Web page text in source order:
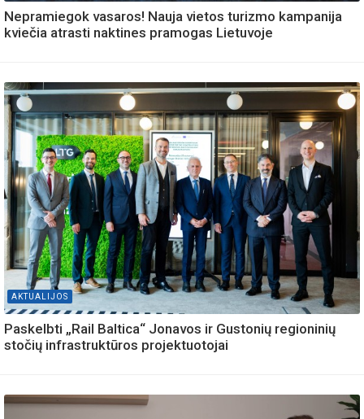
Nepramiegok vasaros! Nauja vietos turizmo kampanija
kviečia atrasti naktines pramogas Lietuvoje
AKTUALIJOS
Paskelbti „Rail Baltica“ Jonavos ir Gustonių regioninių
stočių infrastruktūros projektuotojai